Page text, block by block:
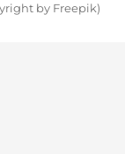
by Freepik)